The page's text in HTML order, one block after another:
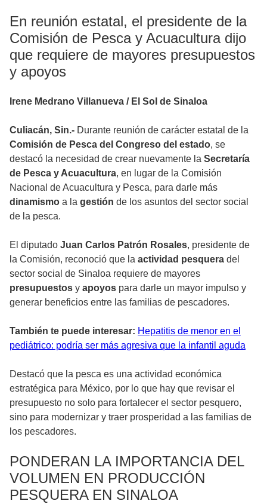
En reunión estatal, el presidente de la
Comisión de Pesca y Acuacultura dijo
que requiere de mayores presupuestos
y apoyos
Irene Medrano Villanueva / El Sol de Sinaloa
Culiacán, Sin.- Durante reunión de carácter estatal de la
Comisión de Pesca del Congreso del estado, se
destacó la necesidad de crear nuevamente la Secretaría
de Pesca y Acuacultura, en lugar de la Comisión
Nacional de Acuacultura y Pesca, para darle más
dinamismo a la gestión de los asuntos del sector social
de la pesca.
El diputado Juan Carlos Patrón Rosales, presidente de
la Comisión, reconoció que la actividad pesquera del
sector social de Sinaloa requiere de mayores
presupuestos y apoyos para darle un mayor impulso y
generar beneficios entre las familias de pescadores.
También te puede interesar: Hepatitis de menor en el
pediátrico: podría ser más agresiva que la infantil aguda
Destacó que la pesca es una actividad económica
estratégica para México, por lo que hay que revisar el
presupuesto no solo para fortalecer el sector pesquero,
sino para modernizar y traer prosperidad a las familias de
los pescadores.
PONDERAN LA IMPORTANCIA DEL
VOLUMEN EN PRODUCCIÓN
PESQUERA EN SINALOA